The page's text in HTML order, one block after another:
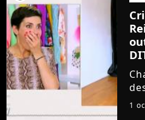
a
ça !"
1